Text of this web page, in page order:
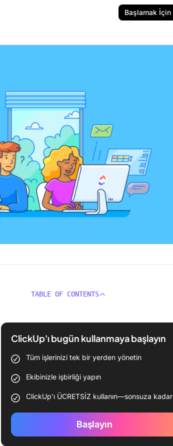
Başlamak İçin
TABLE OF CONTENTS
ClickUp'ı bugün kullanmaya başlayın
Tüm işlerinizi tek bir yerden yönetin
Ekibinizle işbirliği yapın
ClickUp'ı ÜCRETSİZ kullanın—sonsuza kadar
Başlayın